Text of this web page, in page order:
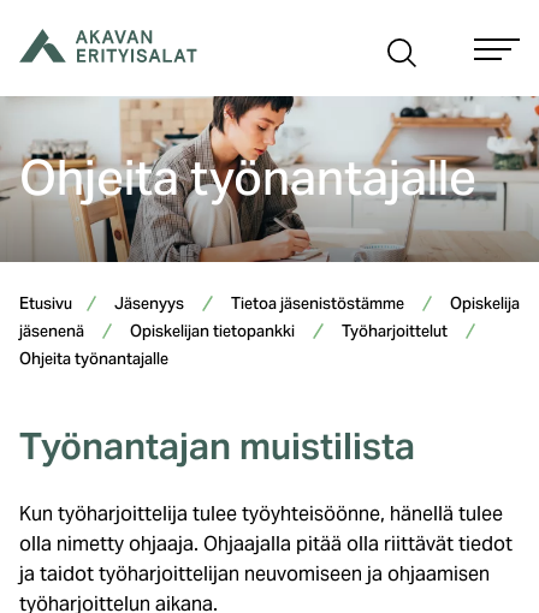
sisältöön
Ohjeita työnantajalle
Etusivu Jäsenyys Tietoa jäsenistöstämme
Opiskelija
jäsenenä
Opiskelijan tietopankki
Työharjoittelut
Ohjeita työnantajalle
Työnantajan muistilista
Kun työharjoittelija tulee työyhteisöönne, hänellä tulee
olla nimetty ohjaaja. Ohjaajalla pitää olla riittävät tiedot
ja taidot työharjoittelijan neuvomiseen ja ohjaamisen
työharjoittelun aikana.